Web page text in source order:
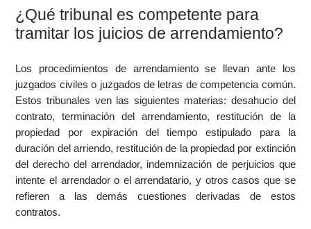
¿Qué tribunal es competente para
tramitar los juicios de arrendamiento?
Los procedimientos de arrendamiento se llevan ante los
juzgados civiles o juzgados de letras de competencia común.
Estos tribunales ven las siguientes materias: desahucio del
contrato, terminación del arrendamiento, restitución de la
propiedad por expiración del tiempo estipulado para la
duración del arriendo, restitución de la propiedad por extinción
del derecho del arrendador, indemnización de perjuicios que
intente el arrendador o el arrendatario, y otros casos que se
refieren a las demás cuestiones derivadas de estos
contratos.